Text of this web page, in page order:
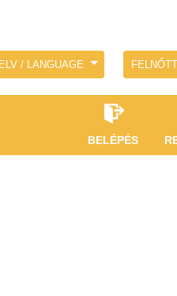
/ LANGUAGE
BELÉPÉS